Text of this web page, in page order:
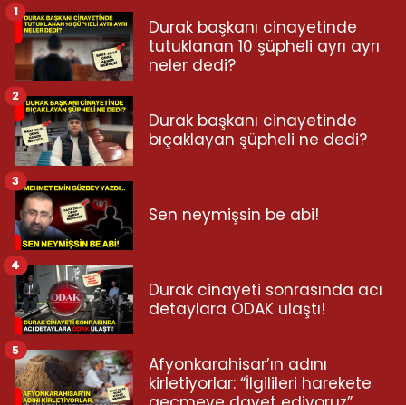
Durak başkanı cinayetinde
tutuklanan 10 şüpheli ayrı ayrı
neler dedi?
1
Durak başkanı cinayetinde
bıçaklayan şüpheli ne dedi?
2
Sen neymişsin be abi!
3
Durak cinayeti sonrasında acı
detaylara ODAK ulaştı!
4
Afyonkarahisar’ın adını
kirletiyorlar: “İlgilileri harekete
5